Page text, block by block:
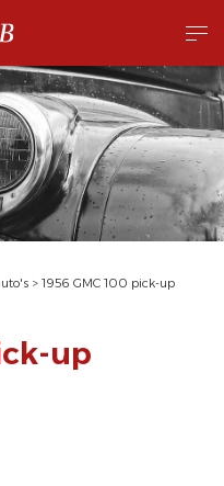
> 1956 GMC 100 pick-up
up